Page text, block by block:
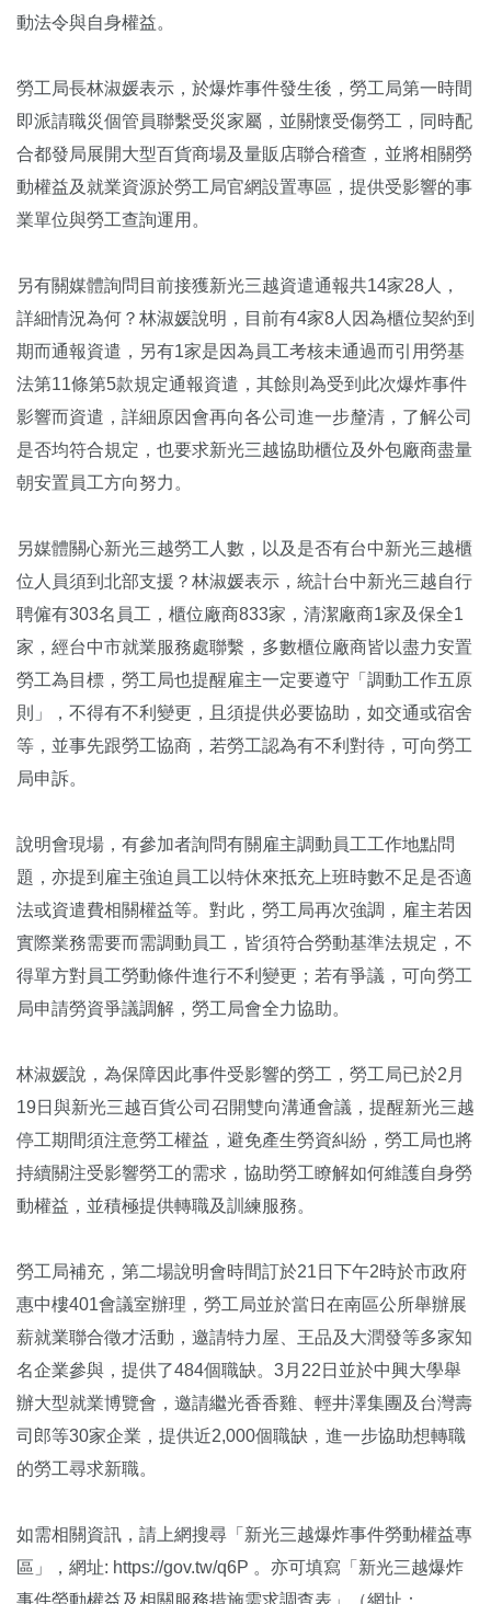
動法令與自身權益。
勞工局長林淑媛表示，於爆炸事件發生後，勞工局第一時間
即派請職災個管員聯繫受災家屬，並關懷受傷勞工，同時配
合都發局展開大型百貨商場及量販店聯合稽查，並將相關勞
動權益及就業資源於勞工局官網設置專區，提供受影響的事
業單位與勞工查詢運用。
另有關媒體詢問目前接獲新光三越資遣通報共14家28人，
詳細情況為何？林淑媛說明，目前有4家8人因為櫃位契約到
期而通報資遣，另有1家是因為員工考核未通過而引用勞基
法第11條第5款規定通報資遣，其餘則為受到此次爆炸事件
影響而資遣，詳細原因會再向各公司進一步釐清，了解公司
是否均符合規定，也要求新光三越協助櫃位及外包廠商盡量
朝安置員工方向努力。
另媒體關心新光三越勞工人數，以及是否有台中新光三越櫃
位人員須到北部支援？林淑媛表示，統計台中新光三越自行
聘僱有303名員工，櫃位廠商833家，清潔廠商1家及保全1
家，經台中市就業服務處聯繫，多數櫃位廠商皆以盡力安置
勞工為目標，勞工局也提醒雇主一定要遵守「調動工作五原
則」，不得有不利變更，且須提供必要協助，如交通或宿舍
等，並事先跟勞工協商，若勞工認為有不利對待，可向勞工
局申訴。
說明會現場，有參加者詢問有關雇主調動員工工作地點問
題，亦提到雇主強迫員工以特休來抵充上班時數不足是否適
法或資遣費相關權益等。對此，勞工局再次強調，雇主若因
實際業務需要而需調動員工，皆須符合勞動基準法規定，不
得單方對員工勞動條件進行不利變更；若有爭議，可向勞工
局申請勞資爭議調解，勞工局會全力協助。
林淑媛說，為保障因此事件受影響的勞工，勞工局已於2月
19日與新光三越百貨公司召開雙向溝通會議，提醒新光三越
停工期間須注意勞工權益，避免產生勞資糾紛，勞工局也將
持續關注受影響勞工的需求，協助勞工瞭解如何維護自身勞
動權益，並積極提供轉職及訓練服務。
勞工局補充，第二場說明會時間訂於21日下午2時於市政府
惠中樓401會議室辦理，勞工局並於當日在南區公所舉辦展
薪就業聯合徵才活動，邀請特力屋、王品及大潤發等多家知
名企業參與，提供了484個職缺。3月22日並於中興大學舉
辦大型就業博覽會，邀請繼光香香雞、輕井澤集團及台灣壽
司郎等30家企業，提供近2,000個職缺，進一步協助想轉職
的勞工尋求新職。
如需相關資訊，請上網搜尋「新光三越爆炸事件勞動權益專
區」，網址: https://gov.tw/q6P 。亦可填寫「新光三越爆炸
事件勞動權益及相關服務措施需求調查表」（網址：